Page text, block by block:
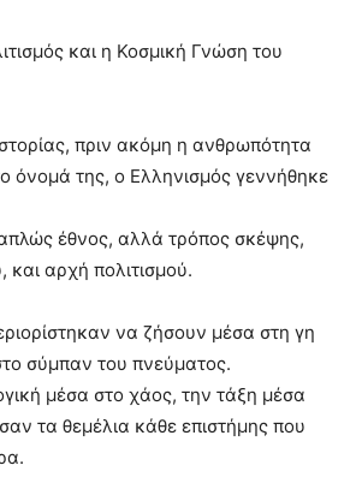
και η Κοσμική Γνώση του
πριν ακόμη η ανθρωπότητα
όνομά της, ο Ελληνισμός γεννήθηκε
έθνος, αλλά τρόπος σκέψης,
και αρχή πολιτισμού.
να ζήσουν μέσα στη γη
σύμπαν του πνεύματος.
μέσα στο χάος, την τάξη μέσα
τα θεμέλια κάθε επιστήμης που